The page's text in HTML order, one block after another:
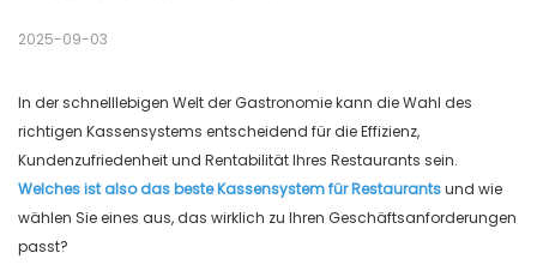
2025-09-03
In der schnelllebigen Welt der Gastronomie kann die Wahl des
richtigen Kassensystems entscheidend für die Effizienz,
Kundenzufriedenheit und Rentabilität Ihres Restaurants sein.
Welches ist also das beste Kassensystem für Restaurantsund wie
wählen Sie eines aus, das wirklich zu Ihren Geschäftsanforderungen
passt?